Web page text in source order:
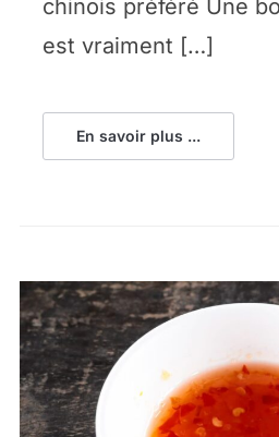
chinois préféré Une
est vraiment […]
En savoir plus ...